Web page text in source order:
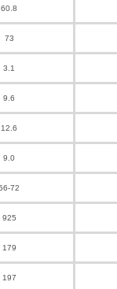
60.8
73
3.1
9.6
12.6
9.0
72
925
179
197